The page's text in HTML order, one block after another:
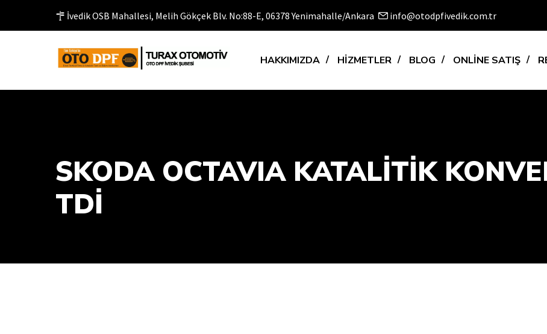
İvedik OSB Mahallesi, Melih Gökçek Blv. No:88-E, 06378 Yenimahalle/Ankara info@otodpfivedik.com.tr
HAKKIMIZDA HİZMETLER BLOG ONLİNE SATIŞ
SKODA OCTAVIA KATALİTİK
TDİ